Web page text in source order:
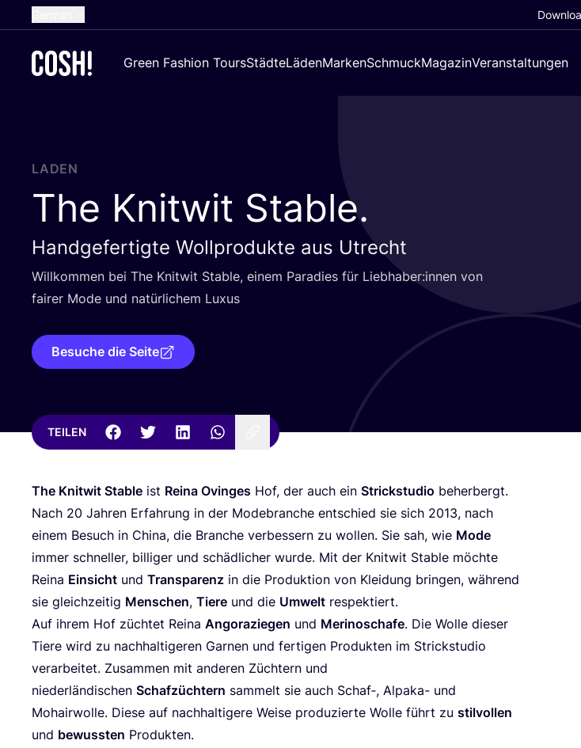
Dutch
Croatian
Green Fashion ToursStädteLädenMarkenSchmuckMagazinVeranstaltungen
LADEN
The Knitwit Stable.
Handgefertigte Wollprodukte aus Utrecht
Will­kom­men bei The Knit­wit Sta­ble, einem Para­dies für Liebhaber:innen von
fai­rer Mode und natür­li­chem Luxus
Besuche die Seite
TEILEN
The Knit­wit Sta­ble ist Rei­na Ovin­ges Hof, der auch ein Strick­stu­dio beher­bergt.
Nach 20 Jah­ren Erfah­rung in der Mode­bran­che ent­schied sie sich 2013, nach
einem Besuch in Chi­na, die Bran­che ver­bes­sern zu wol­len. Sie sah, wie Mode
immer schnel­ler, bil­li­ger und schäd­li­cher wur­de. Mit der Knit­wit Sta­ble möch­te
Rei­na Ein­sicht und Trans­pa­renz in die Pro­duk­ti­on von Klei­dung brin­gen, wäh­rend
sie gleich­zei­tig Men­schen, Tie­re und die Umwelt respektiert.
Auf ihrem Hof züch­tet Rei­na Ango­ra­zie­gen und Meri­no­scha­fe. Die Wol­le die­ser
Tie­re wird zu nach­hal­ti­ge­ren Gar­nen und fer­ti­gen Pro­duk­ten im Strick­stu­dio
ver­ar­bei­tet. Zusam­men mit ande­ren Züch­tern und
nie­der­län­di­schen Schaf­züch­tern sam­melt sie auch Schaf‑, Alpa­ka- und
Mohair­wol­le. Die­se auf nach­hal­ti­ge­re Wei­se pro­du­zier­te Wol­le führt zu stil­vol­len
und bewuss­ten Produkten.